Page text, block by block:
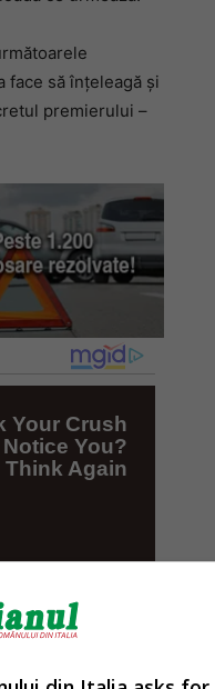
face să înțeleagă și
premierului –